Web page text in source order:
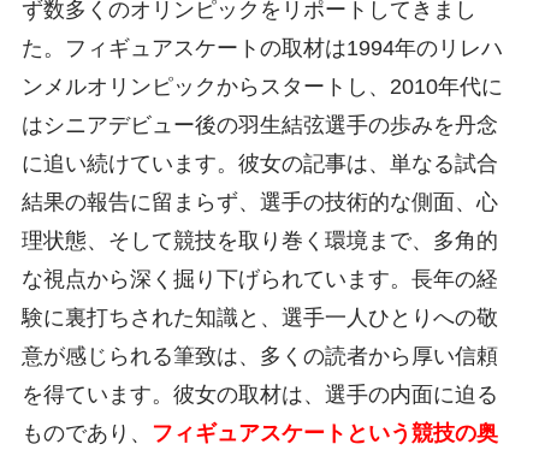
ず数多くのオリンピックをリポートしてきまし
た。フィギュアスケートの取材は1994年のリレハ
ンメルオリンピックからスタートし、2010年代に
はシニアデビュー後の羽生結弦選手の歩みを丹念
に追い続けています。彼女の記事は、単なる試合
結果の報告に留まらず、選手の技術的な側面、心
理状態、そして競技を取り巻く環境まで、多角的
な視点から深く掘り下げられています。長年の経
験に裏打ちされた知識と、選手一人ひとりへの敬
意が感じられる筆致は、多くの読者から厚い信頼
を得ています。彼女の取材は、選手の内面に迫る
ものであり、
フィギュアスケートという競技の奥